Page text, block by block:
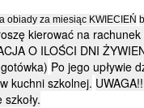
obiady za miesiąc KWIECIEŃ
kierować na
O ILOŚCI DNI
Po jego upływie
w kuchni szkolnej.